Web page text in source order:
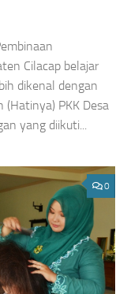
Cilacap belajar
dikenal dengan
PKK Desa
yang diikuti...
0